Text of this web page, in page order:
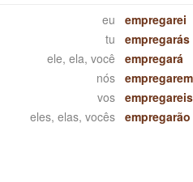
eu
empregarei
tu
empregarás
ele, ela, você
empregará
nós
vos
empregareis
eles, elas, vocês
empregarão